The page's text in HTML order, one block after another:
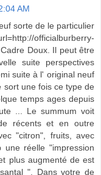
AM
sorte de le particulier
officialburberry-
Doux. Il peut être
suite perspectives
suite à l' original neuf
sort une fois ce type de
temps ages depuis
... Le summum voit
récents et en outre
"citron", fruits, avec
réelle "impression
plus augmenté de est
". Dans votre de